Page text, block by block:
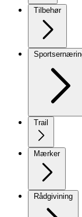
Tilbehør
Trail
Mærker
Rådgivining